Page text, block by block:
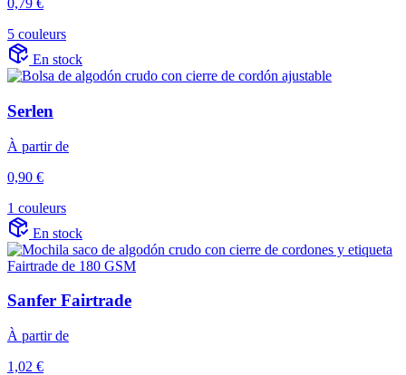
0,79 €
5 couleurs
En stock
Serlen
À partir de
0,90 €
1 couleurs
En stock
Sanfer Fairtrade
À partir de
1,02 €